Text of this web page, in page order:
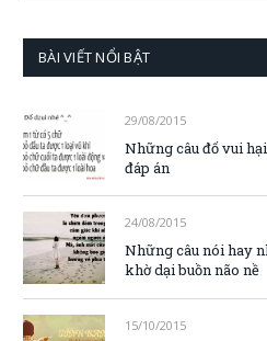
BÀI VIẾT NỔI BẬT
29/08/2015
Những câu đố vui
đáp án
24/08/2015
Những câu nói hay
khờ dại buồn não nề
15/10/2015